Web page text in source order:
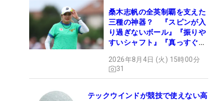
桑木志帆の全英制覇を支えた
三種の神器？ 『スピンが入
り過ぎないボール』『振りや
すいシャフト』『真っすぐ飛
セッティング
2026年8月4日 (火) 15時00分
31
テックウインドが競技で使えない高